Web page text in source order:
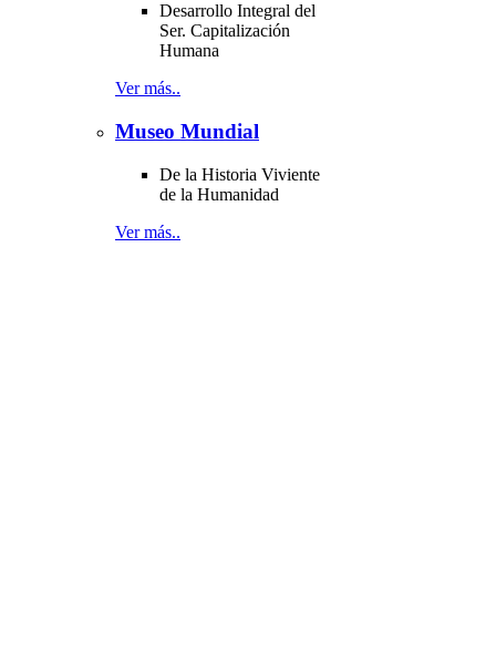
Desarrollo Integral del
Ser. Capitalización
Humana
Ver más..
Museo Mundial
De la Historia Viviente
de la Humanidad
Ver más..